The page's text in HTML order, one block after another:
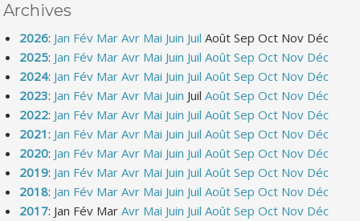
Archives
2026: Jan Fév Mar Avr Mai Juin Juil Août Sep Oct Nov Déc
2025: Jan Fév Mar Avr Mai Juin Juil Août Sep Oct Nov Déc
2024: Jan Fév Mar Avr Mai Juin Juil Août Sep Oct Nov Déc
2023: Jan Fév Mar Avr Mai Juin Juil Août Sep Oct Nov Déc
2022: Jan Fév Mar Avr Mai Juin Juil Août Sep Oct Nov Déc
2021: Jan Fév Mar Avr Mai Juin Juil Août Sep Oct Nov Déc
2020: Jan Fév Mar Avr Mai Juin Juil Août Sep Oct Nov Déc
2019: Jan Fév Mar Avr Mai Juin Juil Août Sep Oct Nov Déc
2018: Jan Fév Mar Avr Mai Juin Juil Août Sep Oct Nov Déc
2017: Jan Fév Mar Avr Mai Juin Juil Août Sep Oct Nov Déc